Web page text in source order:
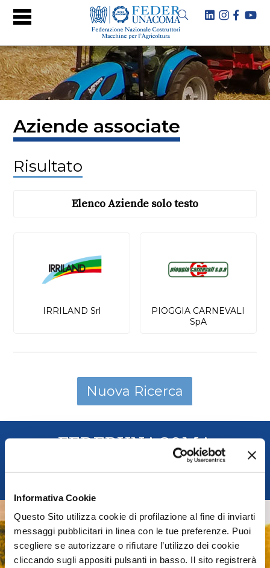
Informativa Cookie
Questo Sito utilizza cookie di profilazione al fine di inviarti
messaggi pubblicitari in linea con le tue preferenze. Puoi
scegliere se autorizzare o rifiutare l’utilizzo dei cookie
cliccando sugli appositi pulsanti in basso. Il sito registrerà
Aziende associate
Risultato
Elenco Aziende solo testo
IRRILAND Srl
PIOGGIA CARNEVALI
SpA
FEDERUNACOMA
Federazione Nazionale Costruttori Macchine per
AGRIDIGITAL
Sistemi e Tecnologie Digitali per Macchine e Produzioni
Agricole